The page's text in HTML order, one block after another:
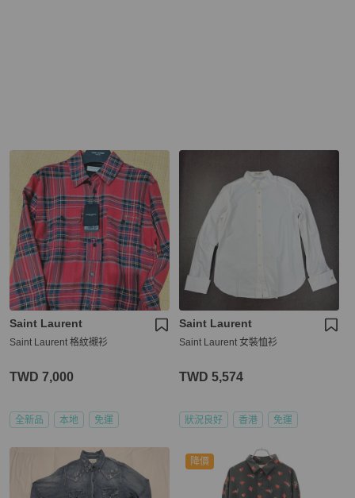
Saint Laurent
Saint Laurent 格紋襯衫
TWD 7,000
全新品 本地 免運
Saint Laurent
Saint Laurent 女裝恤衫
TWD 5,574
狀況良好 香港 免運
降價